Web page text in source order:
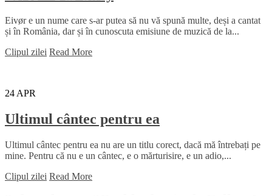
Eivør e un nume care s-ar putea să nu vă spună multe, deși a cantat
și în România, dar și în cunoscuta emisiune de muzică de la...
Clipul zilei Read More
24 APR
Ultimul cântec pentru ea
Ultimul cântec pentru ea nu are un titlu corect, dacă mă întrebați pe
mine. Pentru că nu e un cântec, e o mărturisire, e un adio,...
Clipul zilei Read More